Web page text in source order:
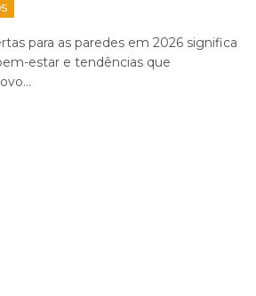
para as paredes em 2026 significa
estar e tendências que